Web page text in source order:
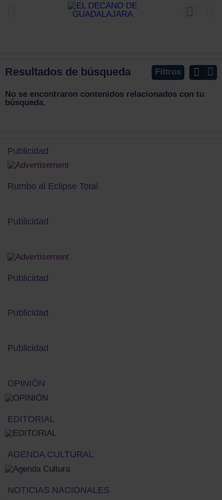
Filtros
Resultados de búsqueda
No se encontraron contenidos relacionados con tu
búsqueda.
Publicidad
Rumbo al Eclipse Total
Publicidad
Publicidad
Publicidad
Publicidad
OPINIÓN
EDITORIAL
AGENDA CULTURAL
NOTICIAS NACIONALES